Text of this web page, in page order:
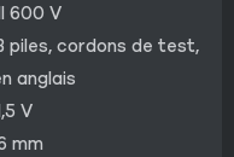
600 V
piles, cordons de test,
anglais
V
mm